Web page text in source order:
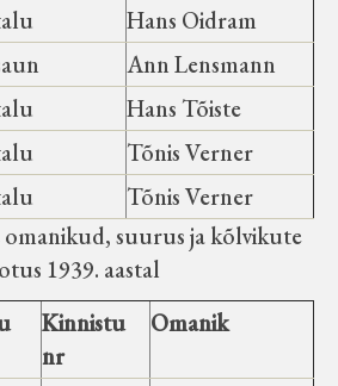
Hans Oidram
Ann Lensmann
Hans Tõiste
Tõnis Verner
Tõnis Verner
suurus ja kõlvikute
1939. aastal
Kinnistu
nr
Omanik